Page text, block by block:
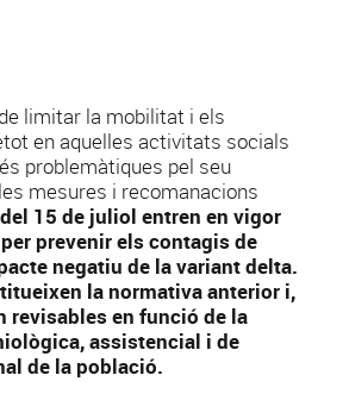
limitar la mobilitat i els
en aquelles activitats socials
problemàtiques pel seu
mesures i recomanacions
15 de juliol entren en vigor
prevenir els contagis de
negatiu de la variant delta.
la normativa anterior i,
revisables en funció de la
assistencial i de
de la població.